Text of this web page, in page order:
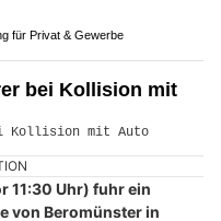
für Privat & Gewerbe
bei Kollision mit
11:30 Uhr) fuhr ein
von Beromünster in